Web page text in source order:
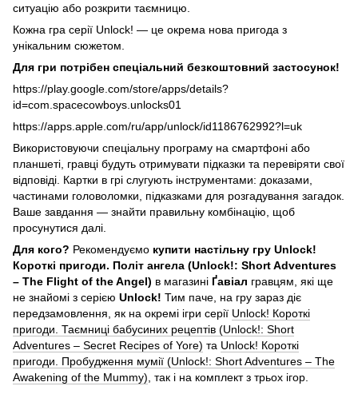
ситуацію або розкрити таємницю.
Кожна гра серії Unlock! — це окрема нова пригода з
унікальним сюжетом.
Для гри потрібен спеціальний безкоштовний застосунок!
https://play.google.com/store/apps/details?
id=com.spacecowboys.unlocks01
https://apps.apple.com/ru/app/unlock/id1186762992?l=uk
Використовуючи спеціальну програму на смартфоні або
планшеті, гравці будуть отримувати підказки та перевіряти свої
відповіді. Картки в грі слугують інструментами: доказами,
частинами головоломки, підказками для розгадування загадок.
Ваше завдання — знайти правильну комбінацію, щоб
просунутися далі.
Для кого? Рекомендуємо купити настільну гру Unlock!
Короткі пригоди. Політ ангела (Unlock!: Short Adventures
– The Flight of the Angel) в магазині Ґавіал гравцям, які ще
не знайомі з серією Unlock! Тим паче, на гру зараз діє
передзамовлення, як на окремі ігри серії Unlock! Короткі
пригоди. Таємниці бабусиних рецептів (Unlock!: Short
Adventures – Secret Recipes of Yore) та Unlock! Короткі
пригоди. Пробудження мумії (Unlock!: Short Adventures – The
Awakening of the Mummy) , так і на комплект з трьох ігор.